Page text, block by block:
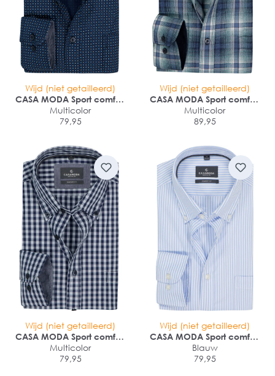
Wijd (niet getailleerd)
CASA MODA Sport comfort
fit overhemd
Multicolor
79,95
Wijd (niet getailleerd)
CASA MODA Sport comfort
fit overhemd
Multicolor
89,95
Wijd (niet getailleerd)
CASA MODA Sport comfort
fit overhemd
Multicolor
79,95
Wijd (niet getailleerd)
CASA MODA Sport comfort
fit overhemd
Blauw
79,95